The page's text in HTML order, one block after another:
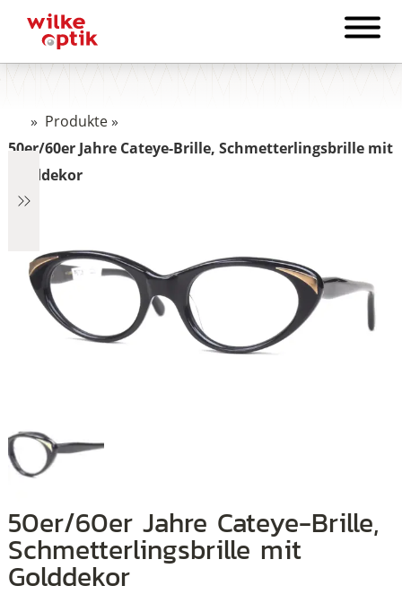
» Produkte»
50er/60er Jahre Cateye-Brille, Schmetterlingsbrille mit
Golddekor
50er/60er Jahre Cateye-Brille,
Schmetterlingsbrille mit
Golddekor
+
+
+